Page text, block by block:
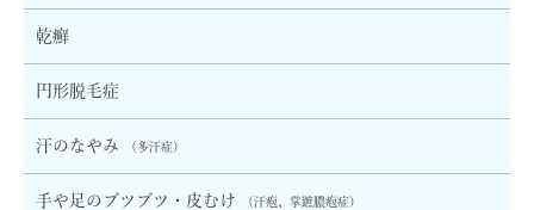
乾癬
円形脱毛症
汗のなやみ （多汗症）
手や足のブツブツ・皮むけ （汗疱、掌蹠膿疱症）